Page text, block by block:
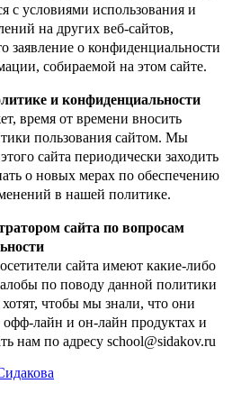
с условиями использования и
на других веб-сайтов,
заявление о конфиденциальности
собираемой на этом сайте.
и конфиденциальности
время от времени вносить
пользования сайтом. Мы
сайта периодически заходить
о новых мерах по обеспечению
в нашей политике.
сайта по вопросам
сайта имеют какие-либо
по поводу данной политики
чтобы мы знали, что они
лайн и он-лайн продуктах и
нам по адресу school@sidakov.ru